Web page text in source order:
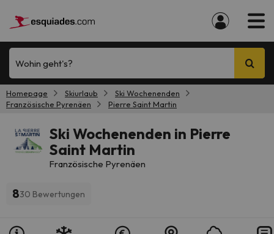
Wohin geht's?
Homepage Skiurlaub
Ski Wochenenden
Französische Pyrenäen
Pierre Saint Martin
Ski Wochenenden in Pierre
Saint Martin
Französische Pyrenäen
830 Bewertungen